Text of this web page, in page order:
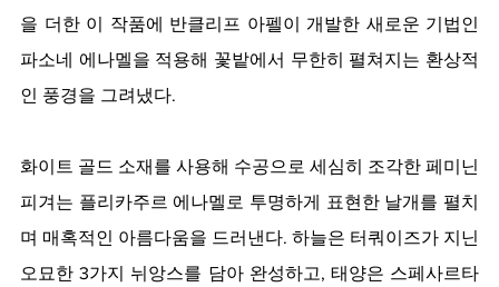
을 더한 이 작품에 반클리프 아펠이 개발한 새로운 기법인
파소네 에나멜을 적용해 꽃밭에서 무한히 펼쳐지는 환상적
인 풍경을 그려냈다.
화이트 골드 소재를 사용해 수공으로 세심히 조각한 페미닌
피겨는 플리카주르 에나멜로 투명하게 표현한 날개를 펼치
며 매혹적인 아름다움을 드러낸다. 하늘은 터쿼이즈가 지닌
오묘한 3가지 뉘앙스를 담아 완성하고, 태양은 스페사르타